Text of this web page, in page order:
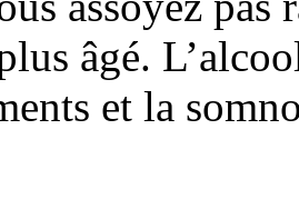
âgé.
et la